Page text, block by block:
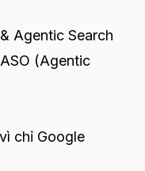
Agentic Search
(Agentic
chỉ Google